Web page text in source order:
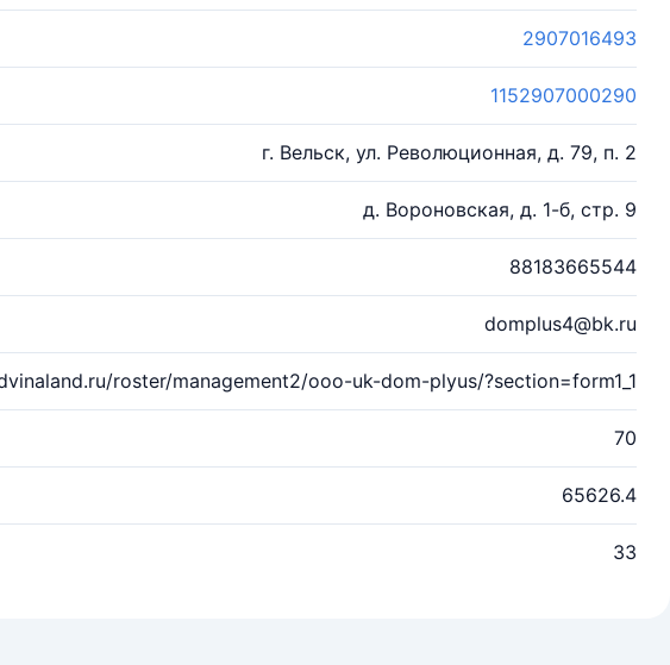
2907016493
1152907000290
г. Вельск, ул. Революционная, д. 79, п. 2
д. Вороновская, д. 1-б, стр. 9
88183665544
domplus4@bk.ru
roster/management2/ooo-uk-dom-plyus/?section=form1_1
70
65626.4
33